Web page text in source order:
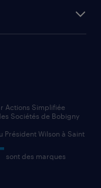
Actions Simplifiée
Sociétés de Bobigny
Président Wilson à Saint
sont des marques